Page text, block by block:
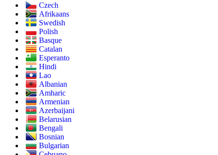
Czech
Afrikaans
Swedish
Polish
Basque
Catalan
Esperanto
Hindi
Lao
Albanian
Amharic
Armenian
Azerbaijani
Belarusian
Bengali
Bosnian
Bulgarian